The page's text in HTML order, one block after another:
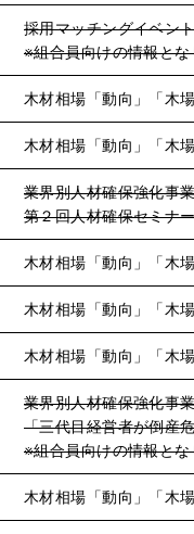
採用マッチングイベン
※組合員向けの情報とな
木材相場「動向」「木
木材相場「動向」「木
業界別人材確保強化事
第２回人材確保セミナ
木材相場「動向」「木
木材相場「動向」「木
木材相場「動向」「木
業界別人材確保強化事
「三代目経営者が倒産
※組合員向けの情報とな
木材相場「動向」「木